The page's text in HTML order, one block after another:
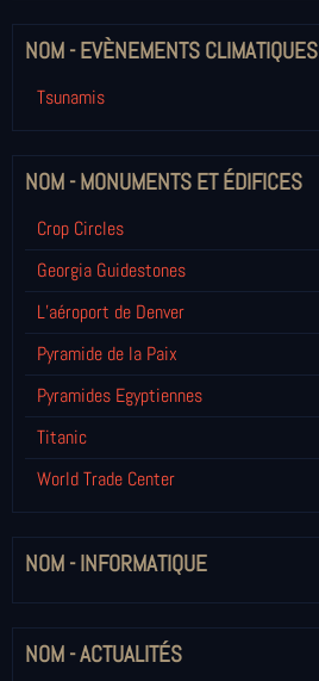
NOM - EVÈNEMENTS CLIMATIQUES
Tsunamis
NOM - MONUMENTS ET ÉDIFICES
Crop Circles
Georgia Guidestones
L’aéroport de Denver
Pyramide de la Paix
Pyramides Egyptiennes
Titanic
World Trade Center
NOM - INFORMATIQUE
NOM - ACTUALITÉS